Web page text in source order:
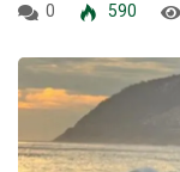
0 590